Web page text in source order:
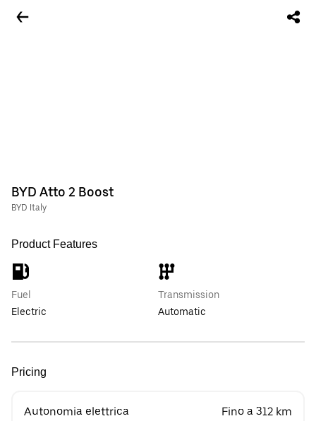
BYD Atto 2 Boost
BYD Italy
Product Features
Fuel
Electric
Transmission
Automatic
Pricing
Autonomia elettrica Fino a 312 km